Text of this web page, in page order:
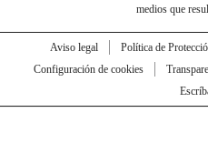
medios que
Aviso legal Política de
Configuración de cookies